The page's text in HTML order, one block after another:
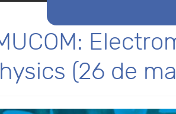
(26 de